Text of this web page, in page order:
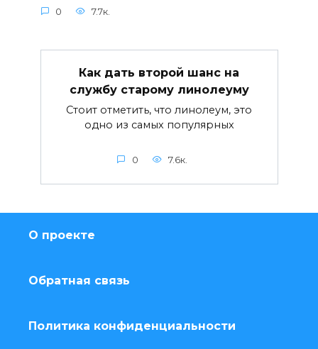
0 7.7к.
Как дать второй шанс на
службу старому линолеуму
Стоит отметить, что линолеум, это
одно из самых популярных
0 7.6к.
О проекте
Обратная связь
Политика конфиденциальности